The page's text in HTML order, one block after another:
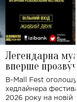
Легендарна
вперше
Україні: де
B-Mall Fest
хедлайнера
2026 року на новій